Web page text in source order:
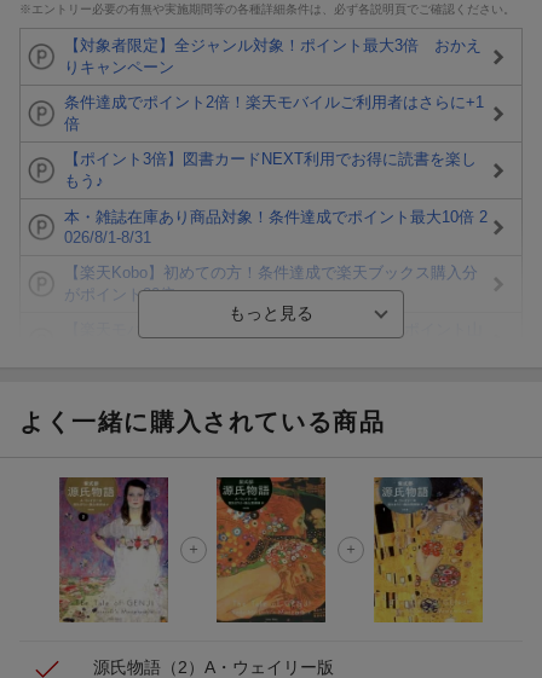
※エントリー必要の有無や実施期間等の各種詳細条件は、必ず各説明頁でご確認ください。
【対象者限定】全ジャンル対象！ポイント最大3倍 おかえ
りキャンペーン
条件達成でポイント2倍！楽天モバイルご利用者はさらに+1
倍
【ポイント3倍】図書カードNEXT利用でお得に読書を楽し
もう♪
本・雑誌在庫あり商品対象！条件達成でポイント最大10倍 2
026/8/1-8/31
【楽天Kobo】初めての方！条件達成で楽天ブックス購入分
がポイント20倍
ト山分け
エントリー＆3,000円以上購入で無料データSIM（3GB/月プ
ラン）が当たる！
楽天モバイル紹介キャンペーンの拡散で300円OFFクーポン
進呈
よく一緒に購入されている商品
源氏物語（2） A・ウェイリー版